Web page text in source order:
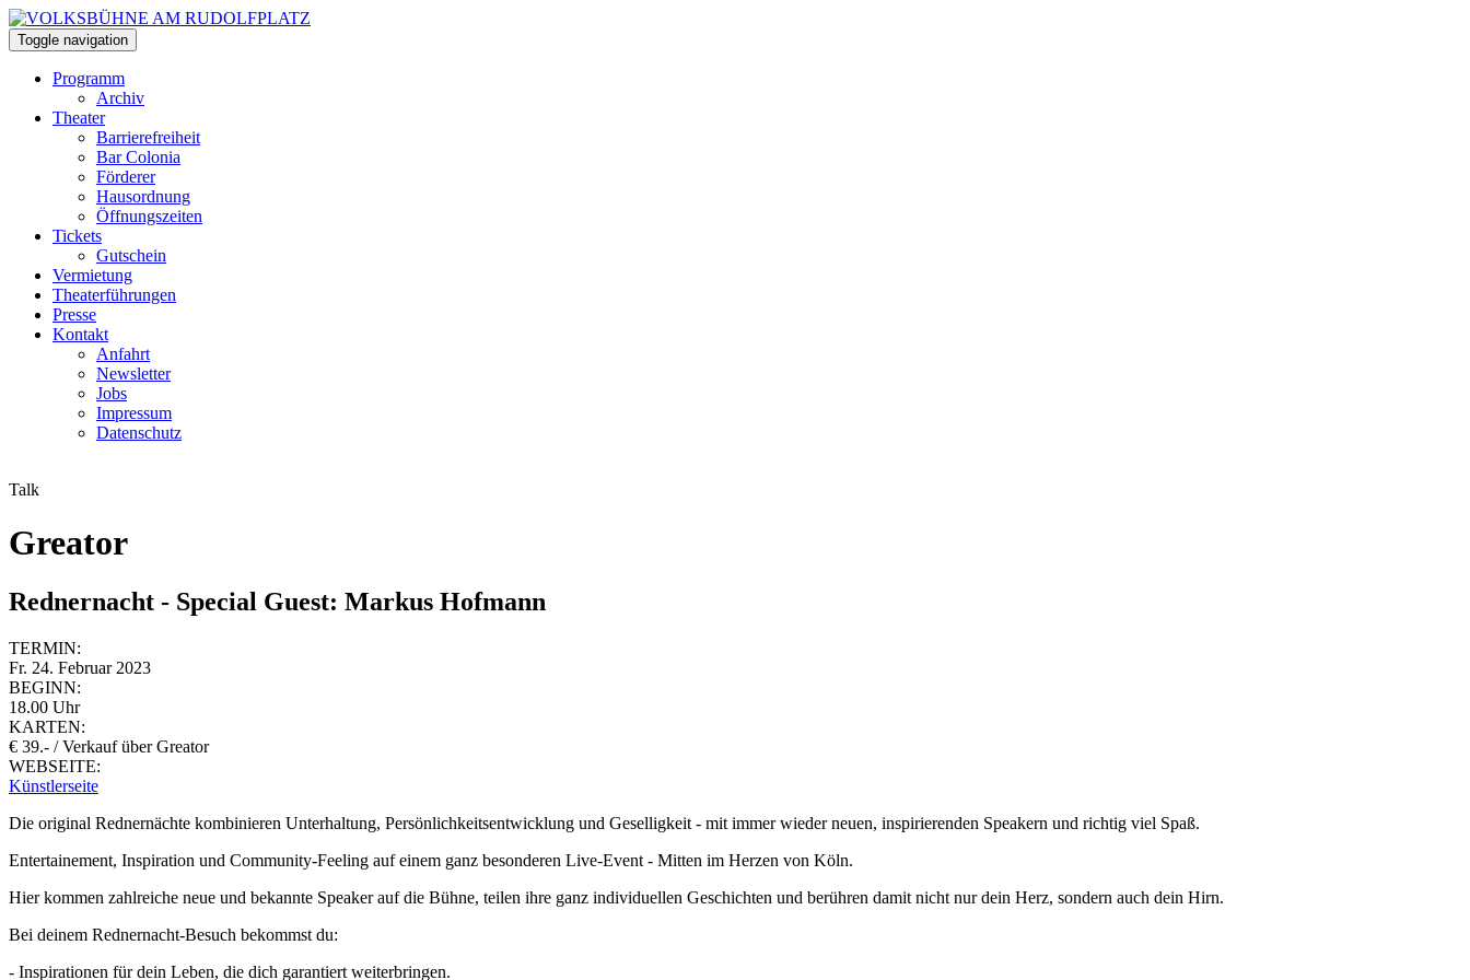
Toggle navigation
Programm
Archiv
Theater
Barrierefreiheit
Bar Colonia
Förderer
Hausordnung
Öffnungszeiten
Tickets
Gutschein
Vermietung
Theaterführungen
Presse
Kontakt
Anfahrt
Newsletter
Jobs
Impressum
Datenschutz
Talk
Greator
Rednernacht - Special Guest: Markus Hofmann
TERMIN:
Fr. 24. Februar 2023
BEGINN:
18.00 Uhr
KARTEN:
€ 39.- / Verkauf über Greator
WEBSEITE:
Künstlerseite
Die original Rednernächte kombinieren Unterhaltung, Persönlichkeitsentwicklung und Geselligkeit - mit immer wieder neuen, inspirierenden Speakern und richtig viel Spaß.
Entertainement, Inspiration und Community-Feeling auf einem ganz besonderen Live-Event - Mitten im Herzen von Köln.
Hier kommen zahlreiche neue und bekannte Speaker auf die Bühne, teilen ihre ganz individuellen Geschichten und berühren damit nicht nur dein Herz, sondern auch dein Hirn.
Bei deinem Rednernacht-Besuch bekommst du:
- Inspirationen für dein Leben, die dich garantiert weiterbringen.